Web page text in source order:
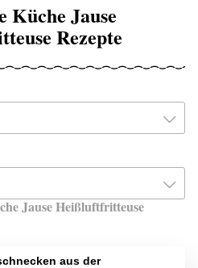
Küche Jause
Rezepte
Jause Heißluftfritteuse
aus der